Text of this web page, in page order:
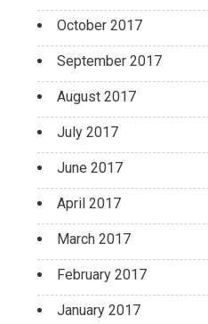
October 2017
September 2017
August 2017
July 2017
June 2017
April 2017
March 2017
February 2017
January 2017